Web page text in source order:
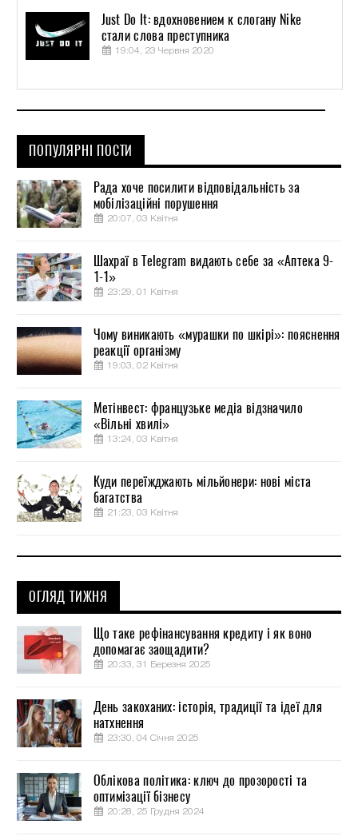
Just Do It: вдохновением к слогану Nike
стали слова преступника
19:04, 23 Червня 2020
ПОПУЛЯРНІ ПОСТИ
Рада хоче посилити відповідальність за
мобілізаційні порушення
20:07, 03 Квітня
Шахраї в Telegram видають себе за «Аптека 9-
1-1»
23:29, 01 Квітня
Чому виникають «мурашки по шкірі»: пояснення
реакції організму
19:03, 02 Квітня
Метінвест: французьке медіа відзначило
«Вільні хвилі»
13:24, 03 Квітня
Куди переїжджають мільйонери: нові міста
багатства
21:23, 03 Квітня
ОГЛЯД ТИЖНЯ
Що таке рефінансування кредиту і як воно
допомагає заощадити?
20:33, 31 Березня 2025
День закоханих: історія, традиції та ідеї для
натхнення
23:30, 04 Січня 2025
Облікова політика: ключ до прозорості та
оптимізації бізнесу
20:28, 25 Грудня 2024